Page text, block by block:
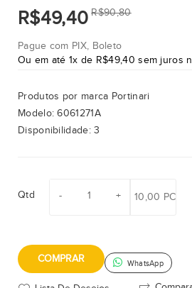
R$49,40 R$90,80
Pague com PIX, Boleto
Ou em até 1x de R$49,40 sem juros
Produtos por marca Portinari
Modelo:6061271A
Disponibilidade:3
Qtd 10,00 PC
COMPRAR WhatsApp